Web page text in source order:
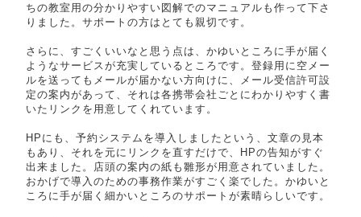
ちの教室用の分かりやすい図解でのマニュアルも作って下さ
りました。サポートの方はとても親切です。
さらに、すごくいいなと思う点は、かゆいところに手が届く
ようなサービスが充実しているところです。登録用に空メー
ルを送ってもメールが届かない方向けに、メール受信許可設
定の案内があって、それは各携帯会社ごとにわかりやすく書
いたリンクを用意してくれています。
HPにも、予約システムを導入しましたという、文章の見本
もあり、それを元にリンクを直すだけで、HPの告知がすぐ
出来ました。店頭の案内の紙も雛形が用意されていました。
おかげで導入のための事務作業がすごく楽でした。かゆいと
ころに手が届く細かいところのサポートが素晴らしいです。